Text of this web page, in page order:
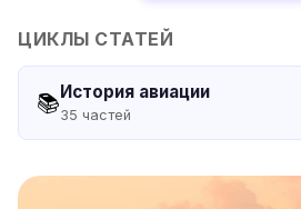
ЦИКЛЫ СТАТЕЙ
📚История авиации
35 частей